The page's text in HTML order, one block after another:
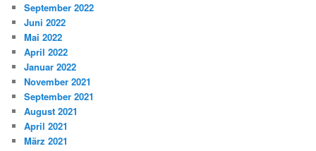
September 2022
Juni 2022
Mai 2022
April 2022
Januar 2022
November 2021
September 2021
August 2021
April 2021
März 2021